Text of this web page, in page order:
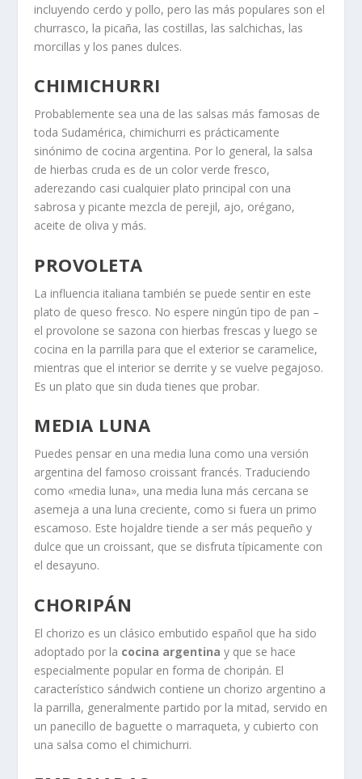
incluyendo cerdo y pollo, pero las más populares son el
churrasco, la picaña, las costillas, las salchichas, las
morcillas y los panes dulces.
CHIMICHURRI
Probablemente sea una de las salsas más famosas de
toda Sudamérica, chimichurri es prácticamente
sinónimo de cocina argentina. Por lo general, la salsa
de hierbas cruda es de un color verde fresco,
aderezando casi cualquier plato principal con una
sabrosa y picante mezcla de perejil, ajo, orégano,
aceite de oliva y más.
PROVOLETA
La influencia italiana también se puede sentir en este
plato de queso fresco. No espere ningún tipo de pan –
el provolone se sazona con hierbas frescas y luego se
cocina en la parrilla para que el exterior se caramelice,
mientras que el interior se derrite y se vuelve pegajoso.
Es un plato que sin duda tienes que probar.
MEDIA LUNA
Puedes pensar en una media luna como una versión
argentina del famoso croissant francés. Traduciendo
como «media luna», una media luna más cercana se
asemeja a una luna creciente, como si fuera un primo
escamoso. Este hojaldre tiende a ser más pequeño y
dulce que un croissant, que se disfruta típicamente con
el desayuno.
CHORIPÁN
El chorizo es un clásico embutido español que ha sido
adoptado por la cocina argentina y que se hace
especialmente popular en forma de choripán. El
característico sándwich contiene un chorizo argentino a
la parrilla, generalmente partido por la mitad, servido en
un panecillo de baguette o marraqueta, y cubierto con
una salsa como el chimichurri.